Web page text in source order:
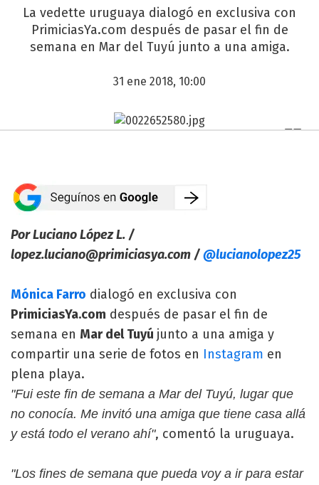
La vedette uruguaya dialogó en exclusiva con
PrimiciasYa.com después de pasar el fin de
semana en Mar del Tuyú junto a una amiga.
31 ene 2018, 10:00
Por Luciano López L. /
lopez.luciano@primiciasya.com /@lucianolopez25
Mónica Farro dialogó en exclusiva con
PrimiciasYa.com después de pasar el fin de
semana en Mar del Tuyú junto a una amiga y
compartir una serie de fotos en Instagram en
plena playa.
"Fui este fin de semana a Mar del Tuyú, lugar que
no conocía. Me invitó una amiga que tiene casa allá
y está todo el verano ahí", comentó la uruguaya.
"Los fines de semana que pueda voy a ir para estar